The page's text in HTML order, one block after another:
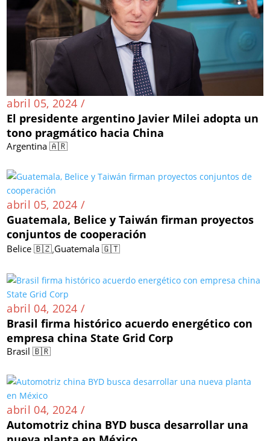
abril 05, 2024 /
El presidente argentino Javier Milei adopta un
tono pragmático hacia China
Argentina 🇦🇷
abril 05, 2024 /
Guatemala, Belice y Taiwán firman proyectos
conjuntos de cooperación
Belice 🇧🇿,Guatemala 🇬🇹
abril 04, 2024 /
Brasil firma histórico acuerdo energético con
empresa china State Grid Corp
Brasil 🇧🇷
abril 04, 2024 /
Automotriz china BYD busca desarrollar una